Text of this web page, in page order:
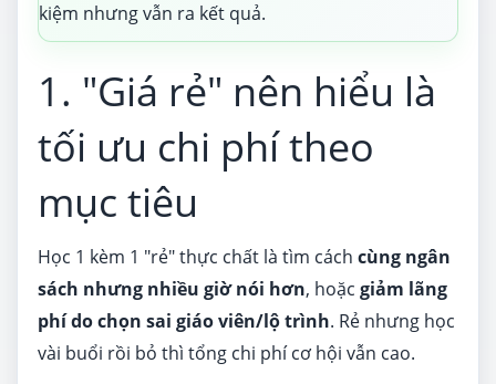
kiệm nhưng vẫn ra kết quả.
1. "Giá rẻ" nên hiểu là
tối ưu chi phí theo
mục tiêu
Học 1 kèm 1 "rẻ" thực chất là tìm cách cùng ngân
sách nhưng nhiều giờ nói hơn, hoặc giảm lãng
phí do chọn sai giáo viên/lộ trình. Rẻ nhưng học
vài buổi rồi bỏ thì tổng chi phí cơ hội vẫn cao.